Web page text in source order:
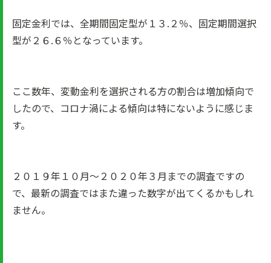
固定金利では、全期間固定型が１３.２％、固定期間選択
型が２６.６％となっています。
ここ数年、変動金利を選択される方の割合は増加傾向で
したので、コロナ渦による傾向は特にないように感じま
す。
２０１９年１０月～２０２０年３月までの調査ですの
で、最新の調査ではまた違った数字が出てくるかもしれ
ません。